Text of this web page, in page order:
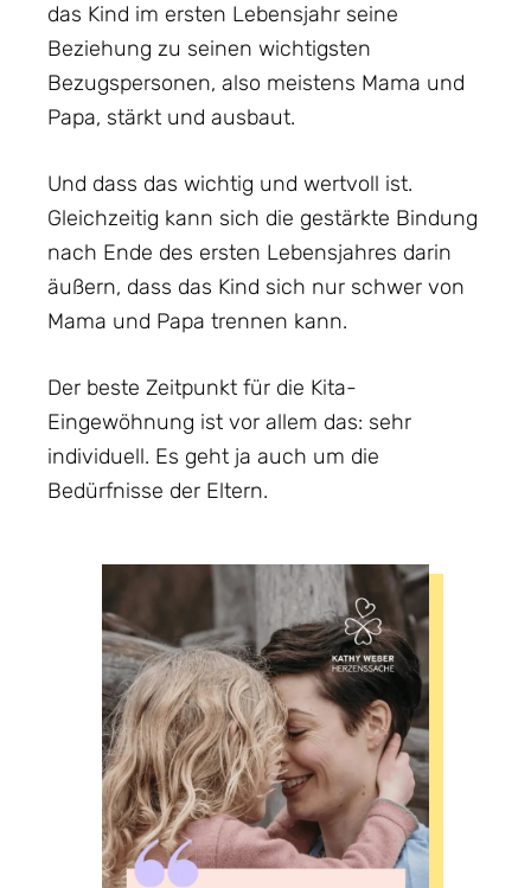
das Kind im ersten Lebensjahr seine
Beziehung zu seinen wichtigsten
Bezugspersonen, also meistens Mama und
Papa, stärkt und ausbaut.
Und dass das wichtig und wertvoll ist.
Gleichzeitig kann sich die gestärkte Bindung
nach Ende des ersten Lebensjahres darin
äußern, dass das Kind sich nur schwer von
Mama und Papa trennen kann.
Der beste Zeitpunkt für die Kita-
Eingewöhnung ist vor allem das: sehr
individuell. Es geht ja auch um die
Bedürfnisse der Eltern.